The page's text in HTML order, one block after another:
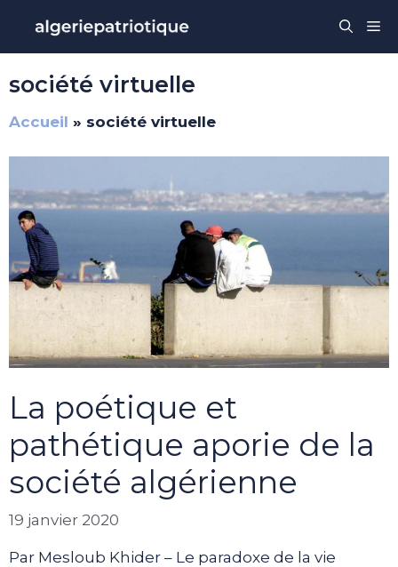
contenu
société virtuelle
Accueil » société virtuelle
La poétique et
pathétique aporie de la
société algérienne
19 janvier 2020
Par Mesloub Khider – Le paradoxe de la vie